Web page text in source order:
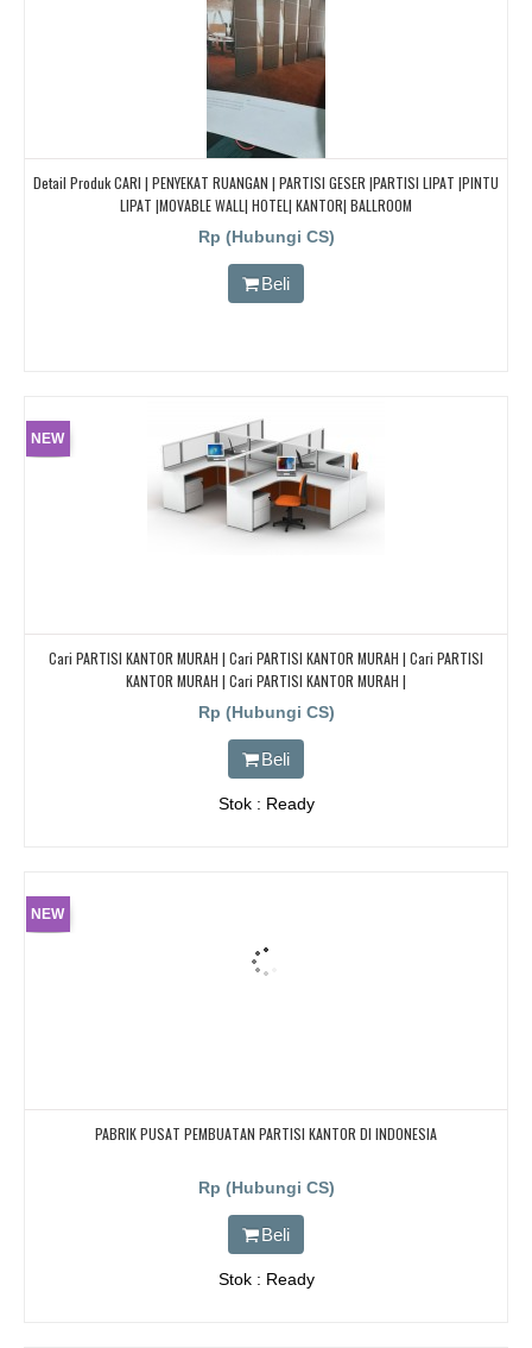
Detail Produk CARI | PENYEKAT RUANGAN | PARTISI GESER |PARTISI LIPAT |PINTU
LIPAT |MOVABLE WALL| HOTEL| KANTOR| BALLROOM
Rp (Hubungi CS)
Beli
NEW
Cari PARTISI KANTOR MURAH | Cari PARTISI KANTOR MURAH | Cari PARTISI
KANTOR MURAH | Cari PARTISI KANTOR MURAH |
Rp (Hubungi CS)
Beli
Stok : Ready
NEW
PABRIK PUSAT PEMBUATAN PARTISI KANTOR DI INDONESIA
Rp (Hubungi CS)
Beli
Stok : Ready